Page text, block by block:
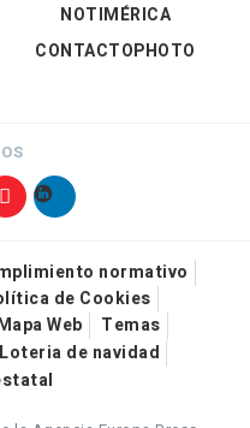
NOTIMÉRICA
CONTACTOPHOTO
normativo
de Cookies
Web
Temas
Loteria de navidad